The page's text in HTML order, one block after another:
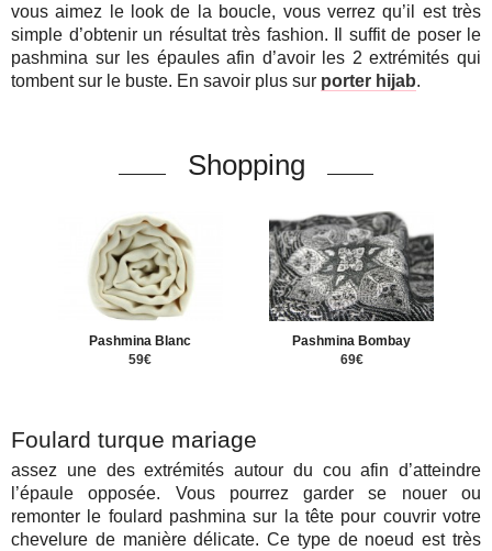
vous aimez le look de la boucle, vous verrez qu’il est très
simple d’obtenir un résultat très fashion. Il suffit de poser le
pashmina sur les épaules afin d’avoir les 2 extrémités qui
tombent sur le buste. En savoir plus sur porter hijab.
Shopping
Pashmina Blanc
59€
Pashmina Bombay
69€
Foulard turque mariage
assez une des extrémités autour du cou afin d’atteindre
l’épaule opposée. Vous pourrez garder se nouer ou
remonter le foulard pashmina sur la tête pour couvrir votre
chevelure de manière délicate. Ce type de noeud est très